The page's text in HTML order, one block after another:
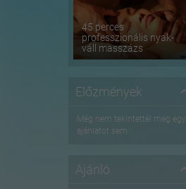
45 perces
professzionális nyak-
váll masszázs
Előzmények
Még nem tekintettél meg egy
ajánlatot sem
Ajánló